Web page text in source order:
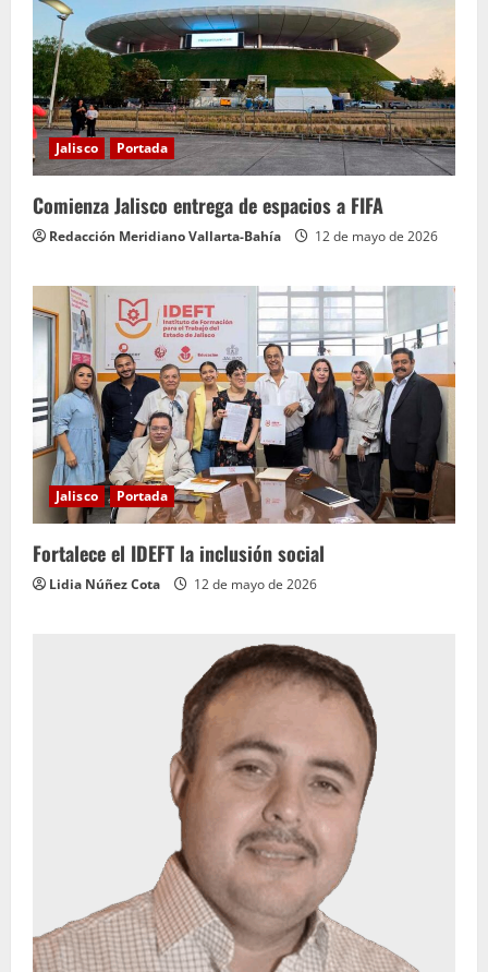
Jalisco Portada
Comienza Jalisco entrega de espacios a FIFA
Redacción Meridiano Vallarta-Bahía 12 de mayo de 2026
Jalisco Portada
Fortalece el IDEFT la inclusión social
Lidia Núñez Cota 12 de mayo de 2026